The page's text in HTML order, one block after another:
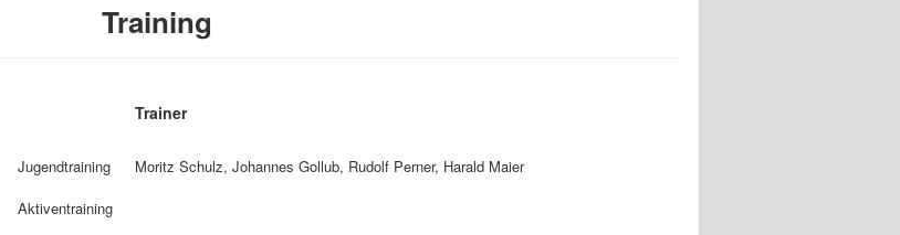
Training
Trainer
Jugendtraining
Moritz Schulz, Johannes Gollub, Rudolf Perner, Harald Maier
Aktiventraining